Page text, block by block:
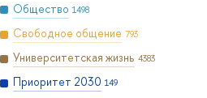
Общество 1498
Свободное общение 793
Университетская жизнь 4383
Приоритет 2030 149